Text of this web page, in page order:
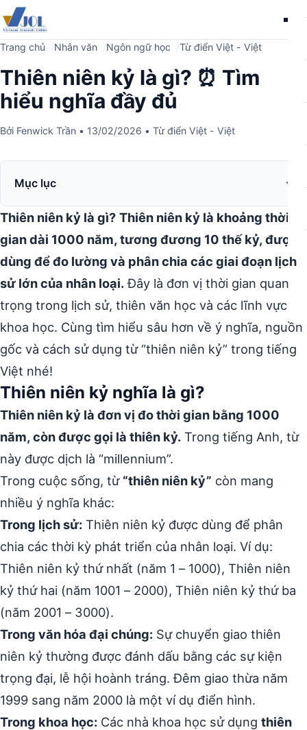
Trang chủ Nhân văn Ngôn ngữ học Từ điển Việt - Việt
Thiên niên kỷ là gì? ⏰ Tìm
hiểu nghĩa đầy đủ
Bởi Fenwick Trần • 13/02/2026 • Từ điển Việt - Việt
Mục lục
Thiên niên kỷ là gì? Thiên niên kỷ là khoảng thời
gian dài 1000 năm, tương đương 10 thế kỷ, được
dùng để đo lường và phân chia các giai đoạn lịch
sử lớn của nhân loại.Đây là đơn vị thời gian quan
trọng trong lịch sử, thiên văn học và các lĩnh vực
khoa học. Cùng tìm hiểu sâu hơn về ý nghĩa, nguồn
gốc và cách sử dụng từ “thiên niên kỷ” trong tiếng
Việt nhé!
Thiên niên kỷ nghĩa là gì?
Thiên niên kỷ là đơn vị đo thời gian bằng 1000
năm, còn được gọi là thiên kỷ. Trong tiếng Anh, từ
này được dịch là “millennium”.
Trong cuộc sống, từ “thiên niên kỷ” còn mang
nhiều ý nghĩa khác:
Trong lịch sử: Thiên niên kỷ được dùng để phân
chia các thời kỳ phát triển của nhân loại. Ví dụ:
Thiên niên kỷ thứ nhất (năm 1 – 1000), Thiên niên
kỷ thứ hai (năm 1001 – 2000), Thiên niên kỷ thứ ba
(năm 2001 – 3000).
Trong văn hóa đại chúng: Sự chuyển giao thiên
niên kỷ thường được đánh dấu bằng các sự kiện
trọng đại, lễ hội hoành tráng. Đêm giao thừa năm
1999 sang năm 2000 là một ví dụ điển hình.
Trong khoa học: Các nhà khoa học sử dụng thiên